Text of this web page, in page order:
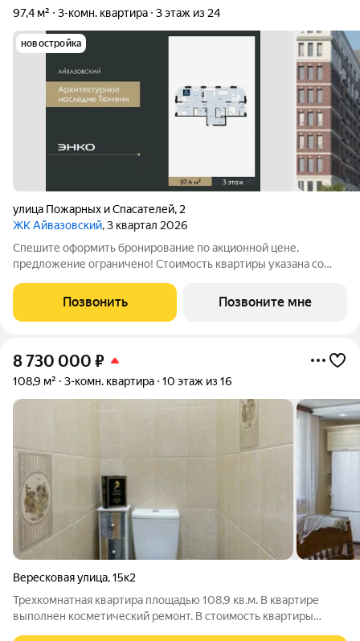
97,4 м²
3-комн. квартира 3 этаж из 24
новостройка
улица Пожарных и Спасателей, 2
ЖК Айвазовский, 3 квартал 2026
Спешите оформить бронирование по акционной цене,
предложение ограничено! Стоимость квартиры указана со
вопросам обращайтесь в офис продаж, наши менеджеры вам
все расскажут. 3-комн. квартира от
Позвонить Позвоните мне
8 730 000 ₽
108,9 м² 3-комн. квартира 10 этаж из 16
Вересковая улица,15к2
Трехкомнатная квартира площадью 108,9 кв.м. В квартире
выполнен косметический ремонт. В стоимость квартиры